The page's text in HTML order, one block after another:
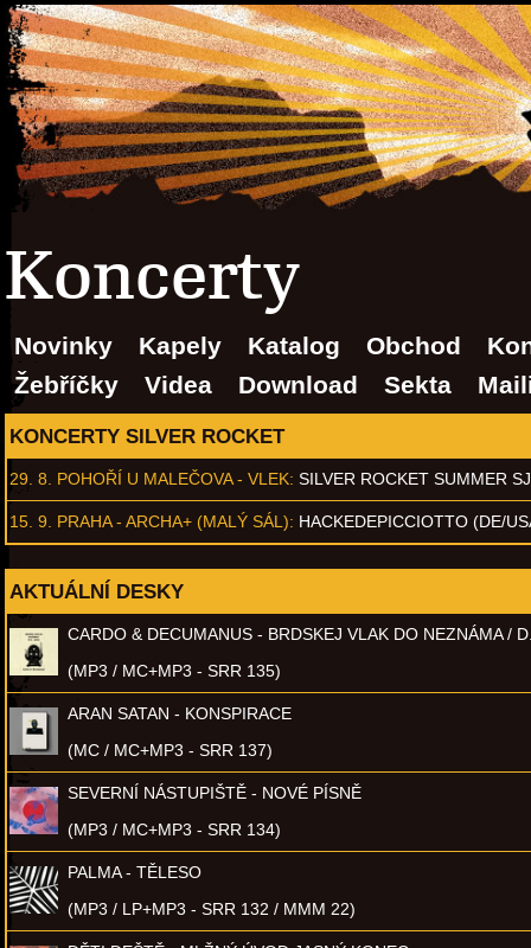
Koncerty
Novinky Kapely Katalog Obchod
Žebříčky
Videa Download Sekta
KONCERTY SILVER ROCKET
29. 8. POHOŘÍ U MALEČOVA - VLEK: SILVER ROCKET SUMMER
15. 9. PRAHA - ARCHA+ (MALÝ SÁL): HACKEDEPICCIOTTO (DE/
AKTUÁLNÍ DESKY
CARDO & DECUMANUS - BRDSKEJ VLAK DO NEZNÁMA /
(MP3 / MC+MP3 - SRR 135)
ARAN SATAN - KONSPIRACE
(MC / MC+MP3 - SRR 137)
SEVERNÍ NÁSTUPIŠTĚ - NOVÉ PÍSNĚ
(MP3 / MC+MP3 - SRR 134)
PALMA - TĚLESO
(MP3 / LP+MP3 - SRR 132 / MMM 22)